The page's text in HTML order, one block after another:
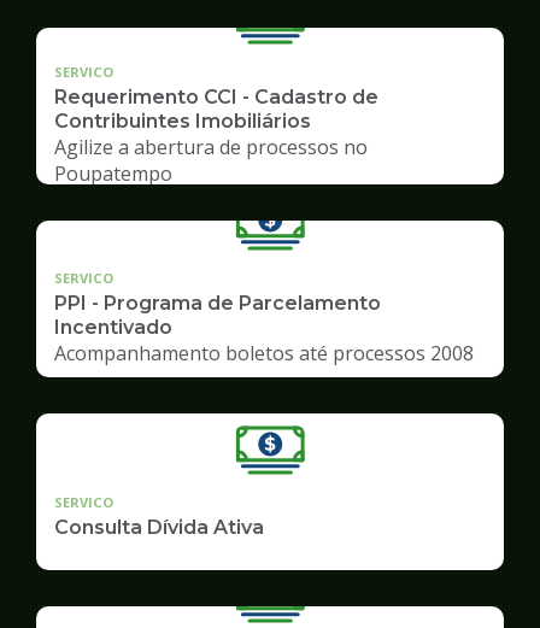
SERVICO
Requerimento CCI - Cadastro de
Contribuintes Imobiliários
Agilize a abertura de processos no
Poupatempo
SERVICO
PPI - Programa de Parcelamento
Incentivado
Acompanhamento boletos até processos 2008
SERVICO
Consulta Dívida Ativa